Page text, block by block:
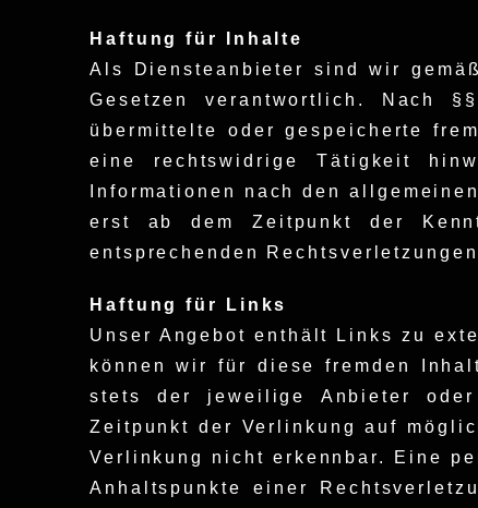
Haftung für Inhalte
Als Diensteanbieter sind wir
Gesetzen verantwortlich. Nach
übermittelte oder gespeicherte
eine rechtswidrige Tätigkeit
Informationen nach den
erst ab dem Zeitpunkt der
entsprechenden
Haftung für Links
Unser Angebot enthält Links zu
können wir für diese fremden
stets der jeweilige Anbieter
Zeitpunkt der Verlinkung auf
Verlinkung nicht erkennbar. Eine
Anhaltspunkte einer